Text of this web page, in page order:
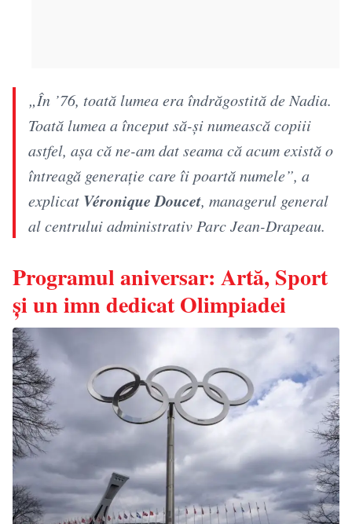
„În ’76, toată lumea era îndrăgostită de Nadia.
Toată lumea a început să-și numească copiii
astfel, așa că ne-am dat seama că acum există o
întreagă generație care îi poartă numele”, a
explicat Véronique Doucet, managerul general
al centrului administrativ Parc Jean-Drapeau.
Programul aniversar: Artă, Sport
și un imn dedicat Olimpiadei